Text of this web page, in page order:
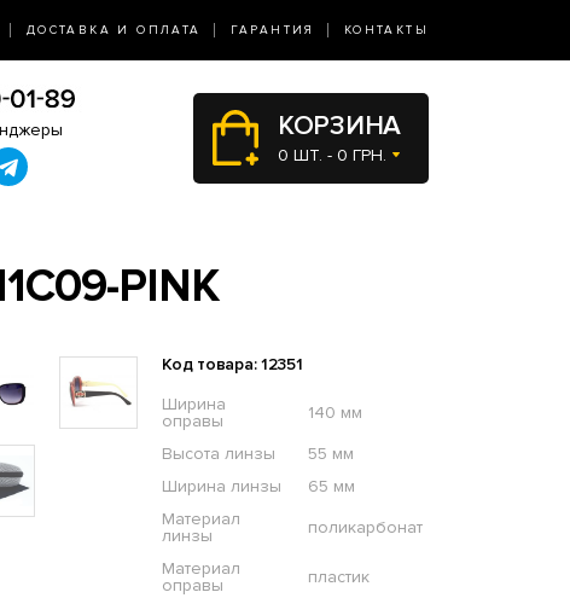
ДОСТАВКА И ОПЛАТА ГАРАНТИЯ КОНТАКТЫ
КОРЗИНА
0 ШТ. - 0 ГРН.
PINK
Код товара: 12351
Ширина
оправы
140 мм
Высота линзы
55 мм
Ширина линзы
65 мм
Материал
линзы
поликарбонат
Материал
оправы
пластик